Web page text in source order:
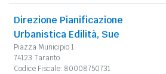
Direzione Pianificazione
Urbanistica Edilità, Sue
Piazza Municipio 1
74123 Taranto
Codice Fiscale: 80008750731